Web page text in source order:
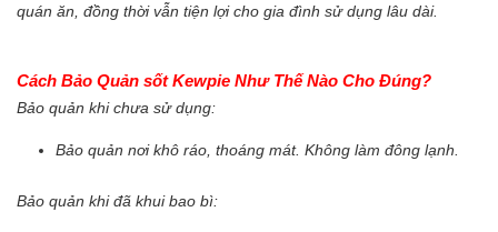
quán ăn, đồng thời vẫn tiện lợi cho gia đình sử dụng lâu dài.
Cách Bảo Quản sốt Kewpie Như Thế Nào Cho Đúng?
Bảo quản khi chưa sử dụng:
Bảo quản nơi khô ráo, thoáng mát. Không làm đông lạnh.
Bảo quản khi đã khui bao bì: